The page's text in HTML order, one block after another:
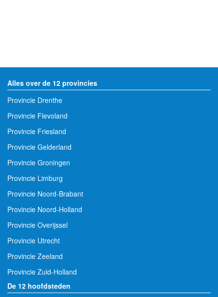
Alles over de 12 provincies
Provincie Drenthe
Provincie Flevoland
Provincie Friesland
Provincie Gelderland
Provincie Groningen
Provincie Limburg
Provincie Noord-Brabant
Provincie Noord-Holland
Provincie Overijssel
Provincie Utrecht
Provincie Zeeland
Provincie Zuid-Holland
De 12 hoofdsteden